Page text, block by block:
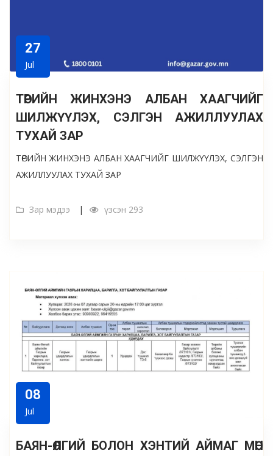
27
Jul
ТӨРИЙН ЖИНХЭНЭ АЛБАН ХААГЧИЙГ
ШИЛЖҮҮЛЭХ, СЭЛГЭН АЖИЛЛУУЛАХ
ТУХАЙ ЗАР
ТӨРИЙН ЖИНХЭНЭ АЛБАН ХААГЧИЙГ ШИЛЖҮҮЛЭХ, СЭЛГЭН
АЖИЛЛУУЛАХ ТУХАЙ ЗАР
Зар мэдээ үзсэн 293
08
Jul
БАЯН-ӨЛГИЙ БОЛОН ХЭНТИЙ АЙМАГ МӨН